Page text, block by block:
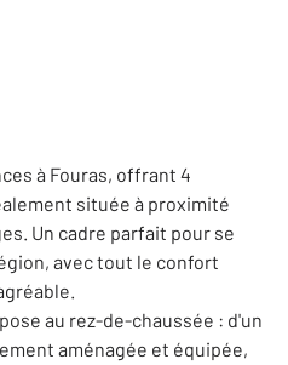
à Fouras, offrant 4
située à proximité
Un cadre parfait pour se
avec tout le confort
au rez-de-chaussée : d'un
aménagée et équipée,